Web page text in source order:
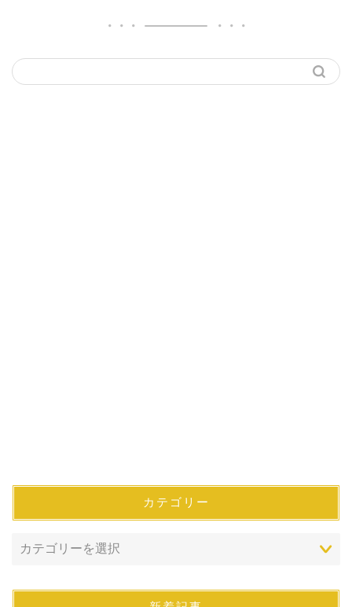
カテゴリー